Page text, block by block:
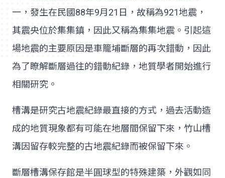
一，發生在民國88年9月21日，故稱為921地震，
其震央位於集集鎮，因此又稱為集集地震。引起這
場地震的主要原因是車籠埔斷層的再次錯動，因此
為了瞭解斷層過往的錯動紀錄，地質學者開始進行
相關研究。
槽溝是研究古地震紀錄最直接的方式，過去活動造
成的地質現象都有可能在地層間保留下來，竹山槽
溝因留存較完整的古地震紀錄而被保留下來。
斷層槽溝保存館是半圓球型的特殊建築，外觀如同